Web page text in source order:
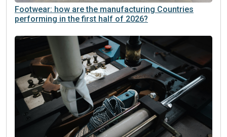
Footwear: how are the manufacturing Countries
performing in the first half of 2026?